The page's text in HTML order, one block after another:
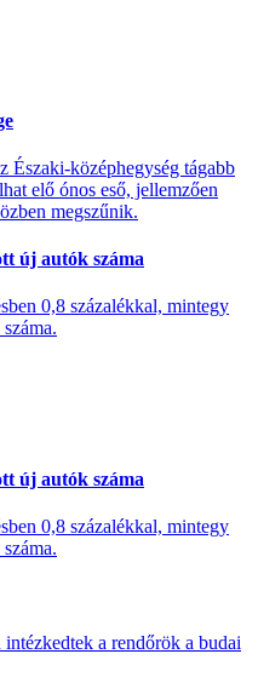
Északi-középhegység tágabb
elő ónos eső, jellemzően
megszűnik.
új autók száma
0,8 százalékkal, mintegy
új autók száma
0,8 százalékkal, mintegy
a rendőrök a budai